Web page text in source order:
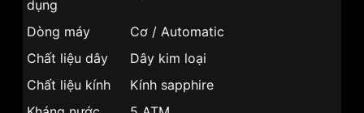
dụng
Dòng máy
Cơ / Automatic
Chất liệu dây
Dây kim loại
Chất liệu kính
Kính sapphire